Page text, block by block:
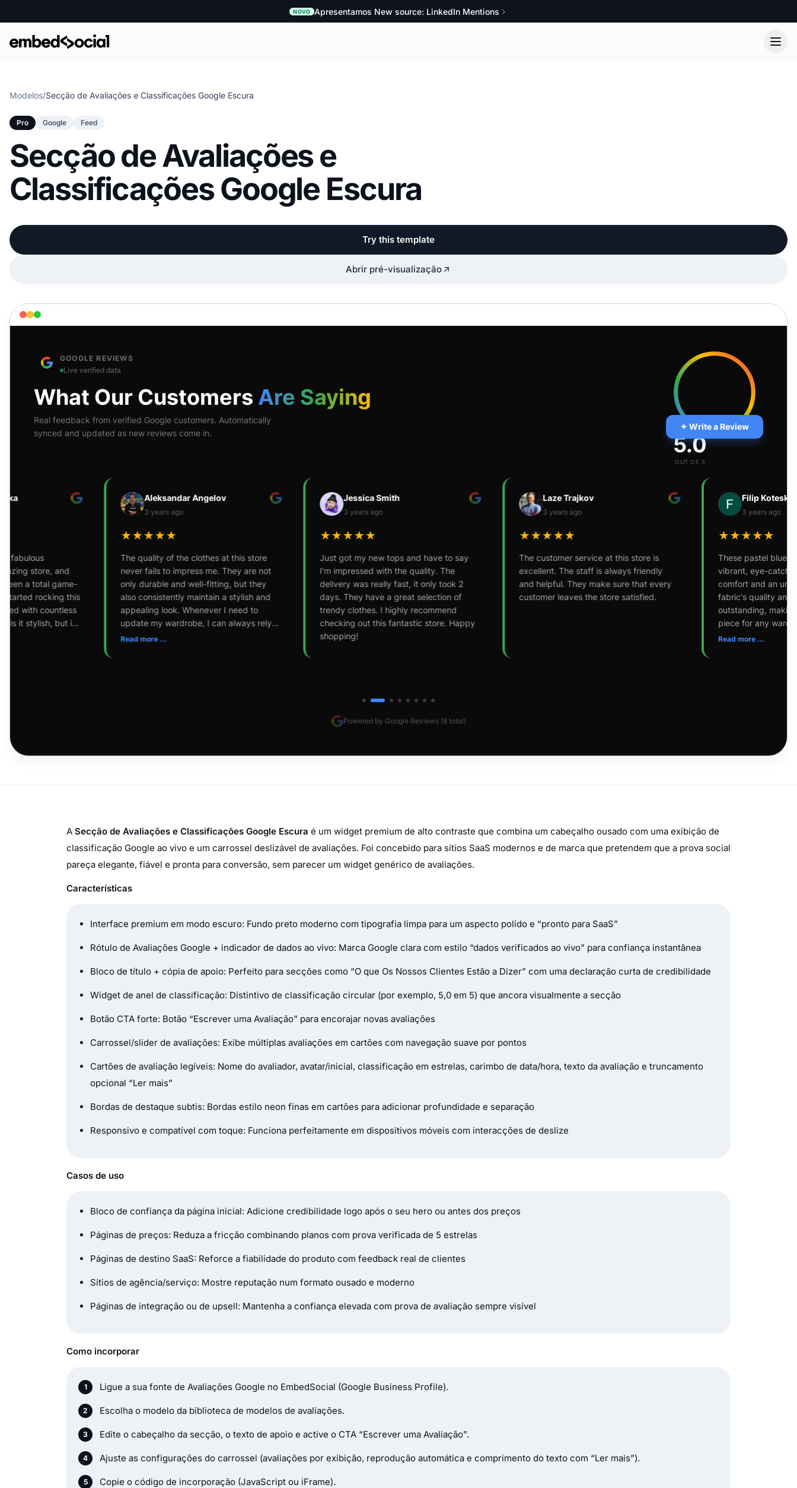
NOVO Apresentamos New source: LinkedIn Mentions
Modelos/Secção de Avaliações e Classificações Google Escura
Pro Google Feed
Secção de Avaliações e
Classificações Google Escura
Try this template
Abrir pré-visualização
A Secção de Avaliações e Classificações Google Escura é um widget premium de alto contraste que combina um cabeçalho ousado com uma exibição de
classificação Google ao vivo e um carrossel deslizável de avaliações. Foi concebido para sítios SaaS modernos e de marca que pretendem que a prova social
pareça elegante, fiável e pronta para conversão, sem parecer um widget genérico de avaliações.
Características
Interface premium em modo escuro: Fundo preto moderno com tipografia limpa para um aspecto polido e “pronto para SaaS”
Rótulo de Avaliações Google + indicador de dados ao vivo: Marca Google clara com estilo “dados verificados ao vivo” para confiança instantânea
Bloco de título + cópia de apoio: Perfeito para secções como “O que Os Nossos Clientes Estão a Dizer” com uma declaração curta de credibilidade
Widget de anel de classificação: Distintivo de classificação circular (por exemplo, 5,0 em 5) que ancora visualmente a secção
Botão CTA forte: Botão “Escrever uma Avaliação” para encorajar novas avaliações
Carrossel/slider de avaliações: Exibe múltiplas avaliações em cartões com navegação suave por pontos
Cartões de avaliação legíveis: Nome do avaliador, avatar/inicial, classificação em estrelas, carimbo de data/hora, texto da avaliação e truncamento
opcional “Ler mais”
Bordas de destaque subtis: Bordas estilo neon finas em cartões para adicionar profundidade e separação
Responsivo e compatível com toque: Funciona perfeitamente em dispositivos móveis com interacções de deslize
Casos de uso
Bloco de confiança da página inicial: Adicione credibilidade logo após o seu hero ou antes dos preços
Páginas de preços: Reduza a fricção combinando planos com prova verificada de 5 estrelas
Páginas de destino SaaS: Reforce a fiabilidade do produto com feedback real de clientes
Sítios de agência/serviço: Mostre reputação num formato ousado e moderno
Páginas de integração ou de upsell: Mantenha a confiança elevada com prova de avaliação sempre visível
Como incorporar
Ligue a sua fonte de Avaliações Google no EmbedSocial (Google Business Profile).
Escolha o modelo da biblioteca de modelos de avaliações.
Edite o cabeçalho da secção, o texto de apoio e active o CTA “Escrever uma Avaliação”.
Ajuste as configurações do carrossel (avaliações por exibição, reprodução automática e comprimento do texto com “Ler mais”).
Copie o código de incorporação (JavaScript ou iFrame).